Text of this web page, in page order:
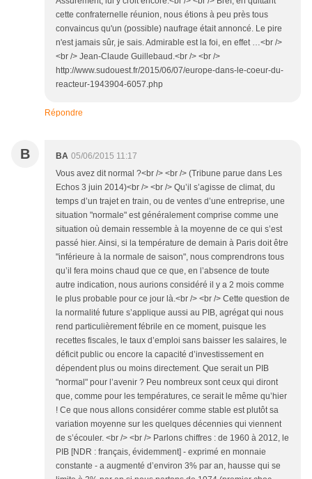
cette confraternelle réunion, nous étions à peu près tous
convaincus qu'un (possible) naufrage était annoncé. Le pire
n'est jamais sûr, je sais. Admirable est la foi, en effet …<br />
<br /> Jean-Claude Guillebaud.<br /> <br />
http://www.sudouest.fr/2015/06/07/europe-dans-le-coeur-du-
reacteur-1943904-6057.php
Répondre
B BA 05/06/2015 11:17
Vous avez dit normal ?<br /> <br /> (Tribune parue dans Les
Echos 3 juin 2014)<br /> <br /> Qu’il s’agisse de climat, du
temps d’un trajet en train, ou de ventes d’une entreprise, une
situation "normale" est généralement comprise comme une
situation où demain ressemble à la moyenne de ce qui s’est
passé hier. Ainsi, si la température de demain à Paris doit être
"inférieure à la normale de saison", nous comprendrons tous
qu’il fera moins chaud que ce que, en l’absence de toute
autre indication, nous aurions considéré il y a 2 mois comme
le plus probable pour ce jour là.<br /> <br /> Cette question de
la normalité future s’applique aussi au PIB, agrégat qui nous
rend particulièrement fébrile en ce moment, puisque les
recettes fiscales, le taux d’emploi sans baisser les salaires, le
déficit public ou encore la capacité d’investissement en
dépendent plus ou moins directement. Que serait un PIB
"normal" pour l’avenir ? Peu nombreux sont ceux qui diront
que, comme pour les températures, ce serait le même qu’hier
! Ce que nous allons considérer comme stable est plutôt sa
variation moyenne sur les quelques décennies qui viennent
de s’écouler. <br /> <br /> Parlons chiffres : de 1960 à 2012, le
PIB [NDR : français, évidemment] - exprimé en monnaie
constante - a augmenté d’environ 3% par an, hausse qui se